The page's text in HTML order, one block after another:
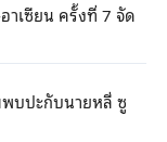
เซียน ครั้งที่ 7 จัด
พบปะกับนายหลี่ ซู